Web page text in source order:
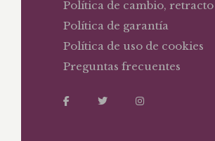
Política de cambio,
Política de garantía
Política de uso de cookies
Preguntas frecuentes